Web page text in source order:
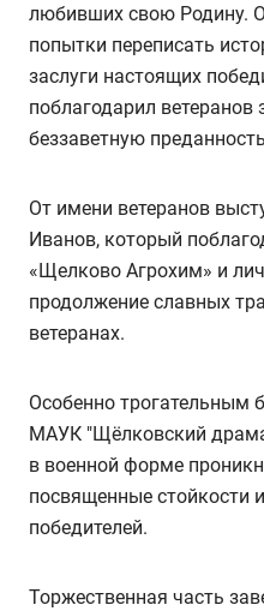
любивших свою Родину.
попытки переписать
заслуги настоящих
поблагодарил ветеранов
беззаветную
От имени ветеранов
Иванов, который
«Щелково Агрохим» и
продолжение славных
ветеранах.
Особенно трогательным
МАУК "Щёлковский
в военной форме
посвященные стойкости
победителей.
Торжественная часть